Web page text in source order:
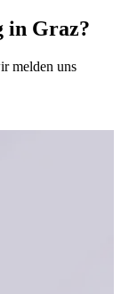
in Graz?
melden uns